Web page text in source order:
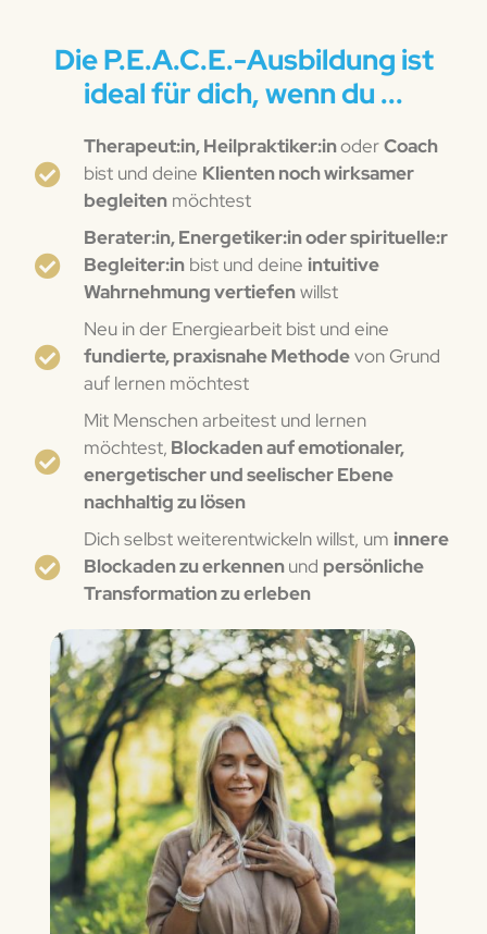
Die P.E.A.C.E.-Ausbildung ist
ideal für dich, wenn du ...
Therapeut:in, Heilpraktiker:inoderCoach
bist und deine Klienten noch wirksamer
begleiten möchtest
Berater:in, Energetiker:in oder spirituelle:r
Begleiter:in bist und deine intuitive
Wahrnehmung vertiefenwillst
Neu in der Energiearbeit bist und eine
fundierte, praxisnahe Methodevon Grund
auf lernen möchtest
Mit Menschen arbeitest und lernen
möchtest, Blockaden auf emotionaler,
energetischer und seelischer Ebene
nachhaltig zu lösen
Dich selbst weiterentwickeln willst, um innere
Blockaden zu erkennenund persönliche
Transformation zu erleben